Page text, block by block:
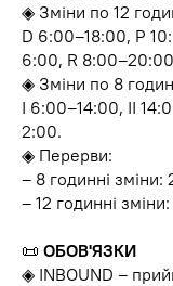
◈ Зміни по 12
D 6:00–18:00, P
6:00, R
◈ Зміни по 8
І 6:00–14:00, ІІ
2:00.
◈ Перерви:
– 8 годинні зміни:
– 12 годинні
📜 ОБОВ'ЯЗКИ
◈ INBOUND –